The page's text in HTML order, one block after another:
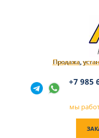
Продажа,
+7 985
мы